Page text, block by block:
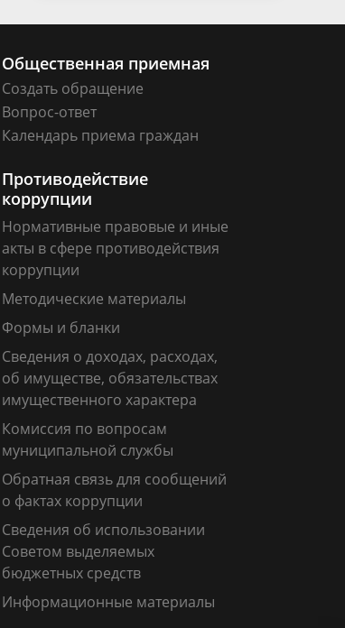
Общественная приемная
Создать обращение
Вопрос-ответ
Календарь приема граждан
Противодействие
коррупции
Нормативные правовые и иные
акты в сфере противодействия
коррупции
Методические материалы
Формы и бланки
Сведения о доходах, расходах,
об имуществе, обязательствах
имущественного характера
Комиссия по вопросам
муниципальной службы
Обратная связь для сообщений
о фактах коррупции
Сведения об использовании
Советом выделяемых
бюджетных средств
Информационные материалы